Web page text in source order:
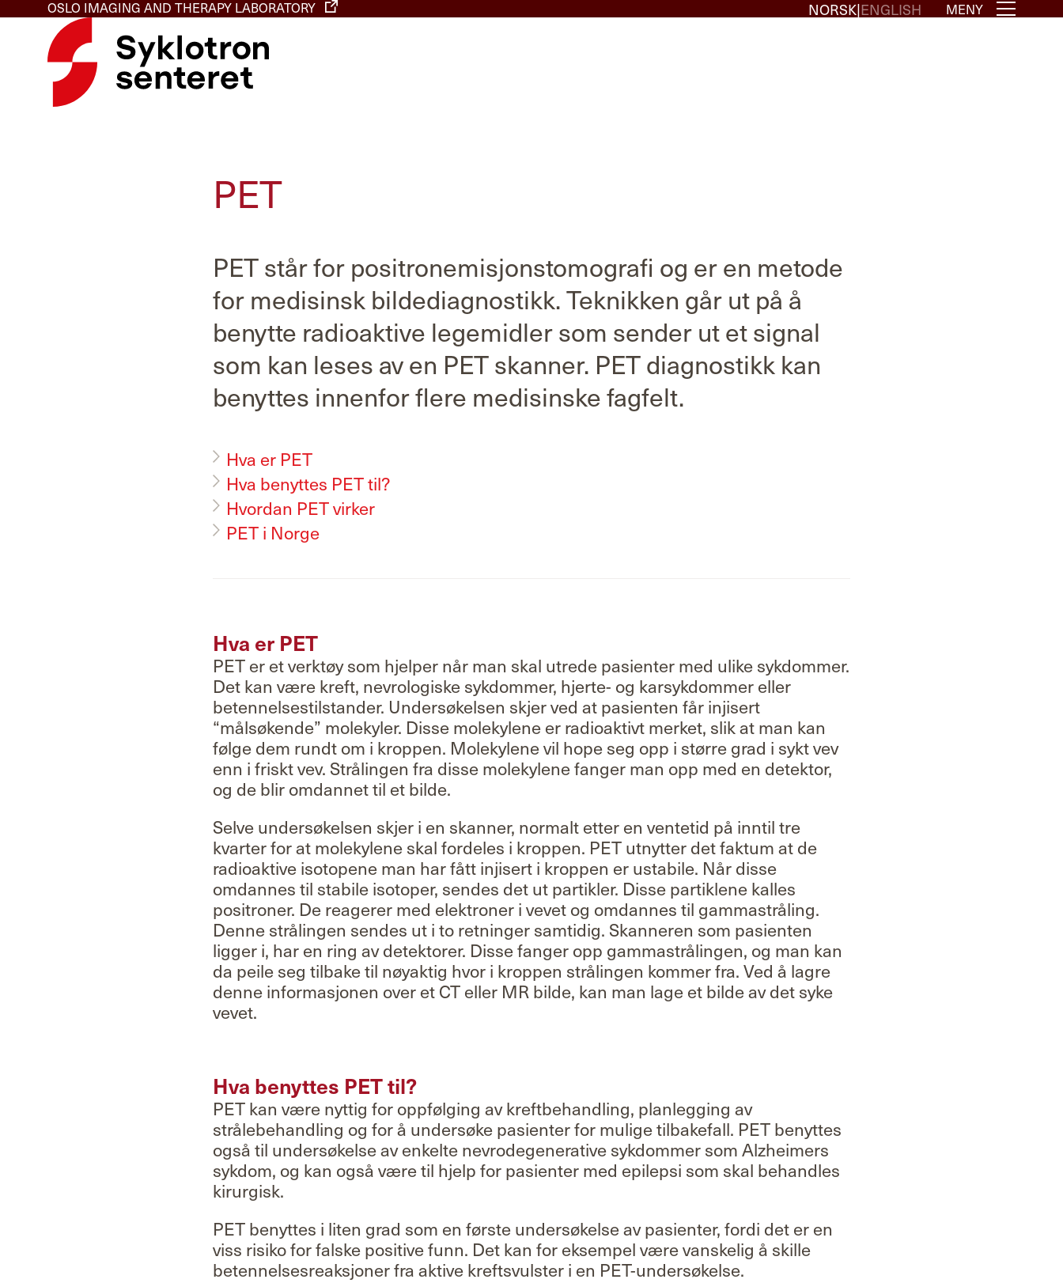
OSLO IMAGING AND THERAPY LABORATORY NORSK ENGLISH MENY
PET
PET står for positronemisjonstomografi og er en metode
for medisinsk bildediagnostikk. Teknikken går ut på å
benytte radioaktive legemidler som sender ut et signal
som kan leses av en PET skanner. PET diagnostikk kan
benyttes innenfor flere medisinske fagfelt.
Hva er PET
Hva benyttes PET til?
Hvordan PET virker
PET i Norge
Hva er PET
PET er et verktøy som hjelper når man skal utrede pasienter med ulike sykdommer.
Det kan være kreft, nevrologiske sykdommer, hjerte- og karsykdommer eller
betennelsestilstander. Undersøkelsen skjer ved at pasienten får injisert
“målsøkende” molekyler. Disse molekylene er radioaktivt merket, slik at man kan
følge dem rundt om i kroppen. Molekylene vil hope seg opp i større grad i sykt vev
enn i friskt vev. Strålingen fra disse molekylene fanger man opp med en detektor,
og de blir omdannet til et bilde.
Selve undersøkelsen skjer i en skanner, normalt etter en ventetid på inntil tre
kvarter for at molekylene skal fordeles i kroppen. PET utnytter det faktum at de
radioaktive isotopene man har fått injisert i kroppen er ustabile. Når disse
omdannes til stabile isotoper, sendes det ut partikler. Disse partiklene kalles
positroner. De reagerer med elektroner i vevet og omdannes til gammastråling.
Denne strålingen sendes ut i to retninger samtidig. Skanneren som pasienten
ligger i, har en ring av detektorer. Disse fanger opp gammastrålingen, og man kan
da peile seg tilbake til nøyaktig hvor i kroppen strålingen kommer fra. Ved å lagre
denne informasjonen over et CT eller MR bilde, kan man lage et bilde av det syke
vevet.
Hva benyttes PET til?
PET kan være nyttig for oppfølging av kreftbehandling, planlegging av
strålebehandling og for å undersøke pasienter for mulige tilbakefall. PET benyttes
også til undersøkelse av enkelte nevrodegenerative sykdommer som Alzheimers
sykdom, og kan også være til hjelp for pasienter med epilepsi som skal behandles
kirurgisk.
PET benyttes i liten grad som en første undersøkelse av pasienter, fordi det er en
viss risiko for falske positive funn. Det kan for eksempel være vanskelig å skille
betennelsesreaksjoner fra aktive kreftsvulster i en PET-undersøkelse.